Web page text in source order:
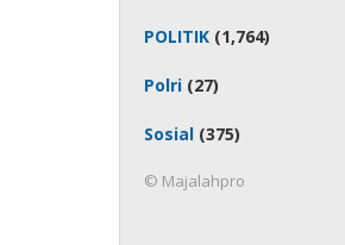
POLITIK (1,764)
Polri (27)
Sosial (375)
© Majalahpro